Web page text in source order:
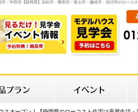
市・半田市【静岡県】浜松市・磐田市・富士市・藤枝市・掛川市のローコ